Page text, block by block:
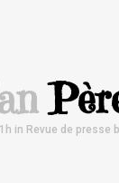
in Revue de presse